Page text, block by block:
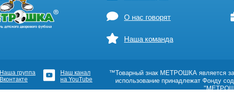
О нас говорят
Наша команда
Наша группа
Вконтакте
Наш канал
на YouTube
™Товарный знак МЕТРОШКА является
использование принадлежат Фонду